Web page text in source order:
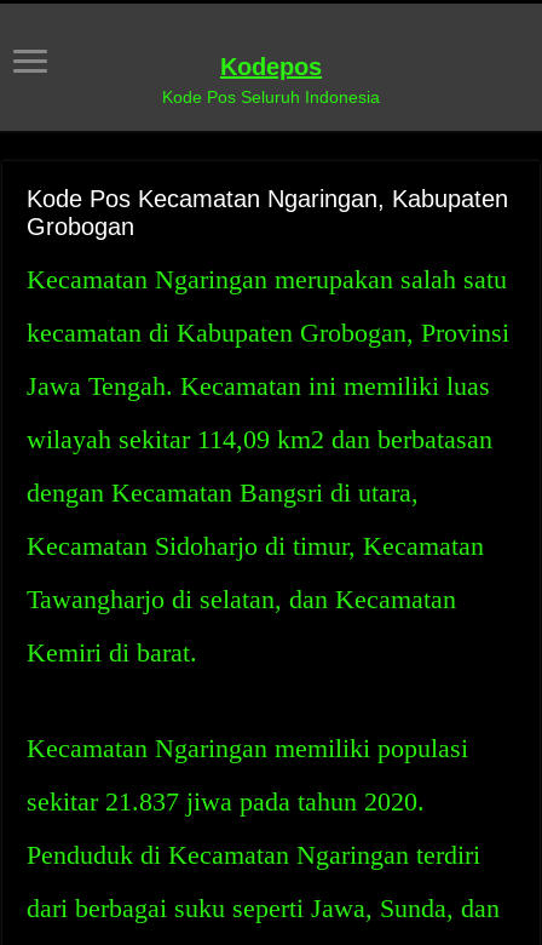
Kodepos
Kode Pos Seluruh Indonesia
Kode Pos Kecamatan Ngaringan, Kabupaten
Grobogan
Kecamatan Ngaringan merupakan salah satu
kecamatan di Kabupaten Grobogan, Provinsi
Jawa Tengah. Kecamatan ini memiliki luas
wilayah sekitar 114,09 km2 dan berbatasan
dengan Kecamatan Bangsri di utara,
Kecamatan Sidoharjo di timur, Kecamatan
Tawangharjo di selatan, dan Kecamatan
Kemiri di barat.
Kecamatan Ngaringan memiliki populasi
sekitar 21.837 jiwa pada tahun 2020.
Penduduk di Kecamatan Ngaringan terdiri
dari berbagai suku seperti Jawa, Sunda, dan